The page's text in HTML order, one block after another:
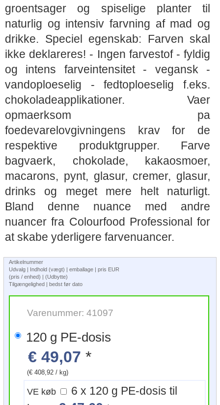
groentsager og spiselige planter til
naturlig og intensiv farvning af mad og
drikke. Speciel egenskab: Farven skal
ikke deklareres! - Ingen farvestof - fyldig
og intens farveintensitet - vegansk -
vandoploeselig - fedtoploeselig f.eks.
chokoladeapplikationer. Vaer
opmaerksom pa
foedevarelovgivningens krav for de
respektive produktgrupper. Farve
bagvaerk, chokolade, kakaosmoer,
macarons, pynt, glasur, cremer, glasur,
drinks og meget mere helt naturligt.
Bland denne nuance med andre
nuancer fra Colourfood Professional for
at skabe yderligere farvenuancer.
Artikelnummer
Udvalg | Indhold (vægt) | emballage | pris EUR
(pris / enhed) | (Udbytte)
Tilgængelighed | bedst før dato
Varenummer: 41097
120 g PE-dosis
€ 49,07 *
(€ 408,92 / kg)
VE køb
6 x 120 g PE-dosis til